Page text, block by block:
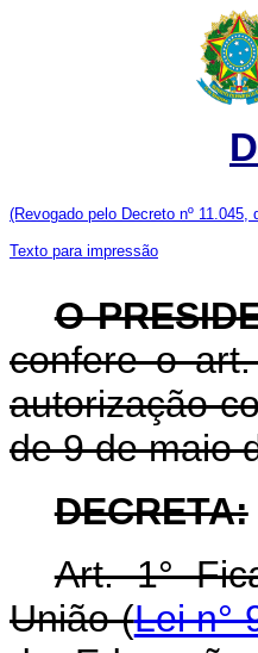
(Revogado pelo Decreto nº 11.045,
Texto para impressão
O
confere o
autorização
de 9 de maio
DECRETA:
Art. 1°
União (Lei n°